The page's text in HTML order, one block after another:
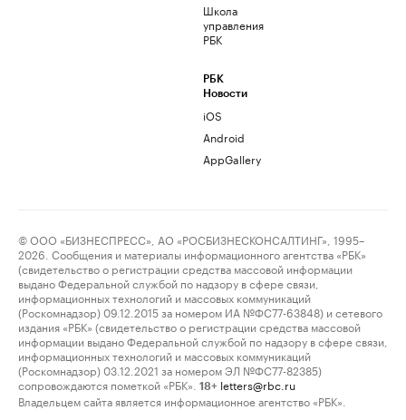
Школа
управления
РБК
РБК
Новости
iOS
Android
AppGallery
© ООО «БИЗНЕСПРЕСС», АО «РОСБИЗНЕСКОНСАЛТИНГ», 1995–
2026. Сообщения и материалы информационного агентства «РБК»
(свидетельство о регистрации средства массовой информации
выдано Федеральной службой по надзору в сфере связи,
информационных технологий и массовых коммуникаций
(Роскомнадзор) 09.12.2015 за номером ИА №ФС77-63848) и сетевого
издания «РБК» (свидетельство о регистрации средства массовой
информации выдано Федеральной службой по надзору в сфере связи,
информационных технологий и массовых коммуникаций
(Роскомнадзор) 03.12.2021 за номером ЭЛ №ФС77-82385)
сопровождаются пометкой «РБК».
18+ letters@rbc.ru
Владельцем сайта является информационное агентство «РБК».